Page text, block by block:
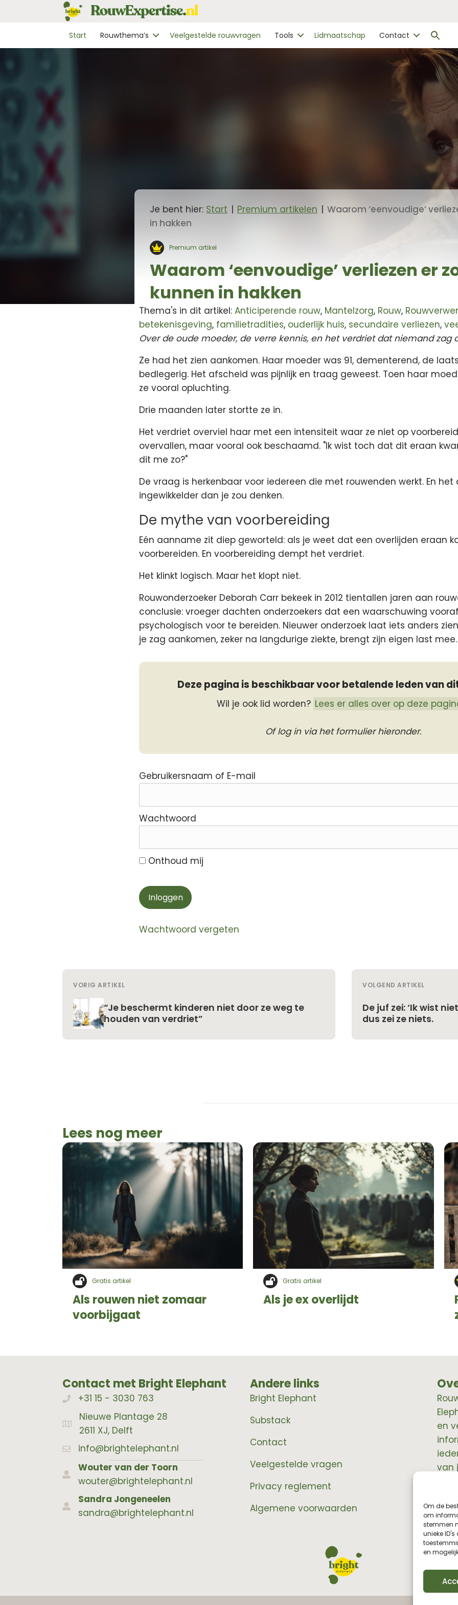
Om de
om
stemmen
unieke
en
Start Rouwthema’s Veelgestelde rouwvragen Tools Lidmaatschap Contact
Je bent hier: Start | Premium artikelen | Waarom ‘eenvoudige’
in hakken
Premium artikel
Waarom ‘eenvoudige’ verliezen er
kunnen in hakken
Thema's in dit artikel: Anticiperende rouw, Mantelzorg, Rouw,
betekenisgeving, familietradities, ouderlijk huis, secundaire verliezen,
Over de oude moeder, de verre kennis, en het verdriet dat niemand zag
Ze had het zien aankomen. Haar moeder was 91, dementerend, de
bedlegerig. Het afscheid was pijnlijk en traag geweest. Toen haar
ze vooral opluchting.
Drie maanden later stortte ze in.
Het verdriet overviel haar met een intensiteit waar ze niet op
overvallen, maar vooral ook beschaamd. "Ik wist toch dat dit eraan
dit me zo?"
De vraag is herkenbaar voor iedereen die met rouwenden werkt. En het
ingewikkelder dan je zou denken.
De mythe van voorbereiding
Eén aanname zit diep geworteld: als je weet dat een overlijden eraan
voorbereiden. En voorbereiding dempt het verdriet.
Het klinkt logisch. Maar het klopt niet.
Rouwonderzoeker Deborah Carr bekeek in 2012 tientallen jaren aan
conclusie: vroeger dachten onderzoekers dat een waarschuwing
psychologisch voor te bereiden. Nieuwer onderzoek laat iets anders
je zag aankomen, zeker na langdurige ziekte, brengt zijn eigen last mee.
Deze pagina is beschikbaar voor betalende leden van
Wil je ook lid worden? Lees er alles over op deze
Of log in via het formulier hieronder.
Gebruikersnaam of E-mail
Wachtwoord
Onthoud mij
Wachtwoord vergeten
VORIG ARTIKEL
“Je beschermt kinderen niet door ze weg te
houden van verdriet”
VOLGEND ARTIKEL
De juf zei: ‘Ik wist
dus zei ze niets.
Lees nog meer
Gratis artikel
Als rouwen niet zomaar
voorbijgaat
Gratis artikel
Als je ex overlijdt
Contact met Bright Elephant
Bellen met Bright Elephant
+31 15 - 3030 763
Adres Bright Elephant
Nieuwe Plantage 28
2611 XJ, Delft
info@brightelephant.nl
Wouter van der Toorn
wouter@brightelephant.nl
Sandra Jongeneelen
sandra@brightelephant.nl
Andere links
Bright Elephant
Substack
Contact
Veelgestelde vragen
Privacy reglement
Algemene voorwaarden
en
van